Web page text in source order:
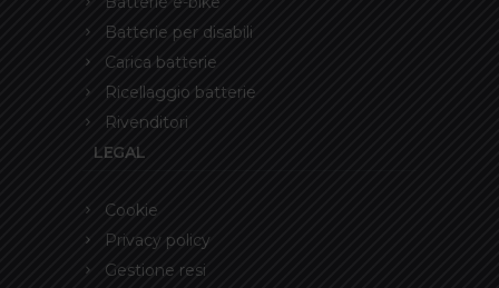
Batterie per disabili
Carica batterie
Ricellaggio batterie
Rivenditori
LEGAL
Cookie
Privacy policy
Gestione resi